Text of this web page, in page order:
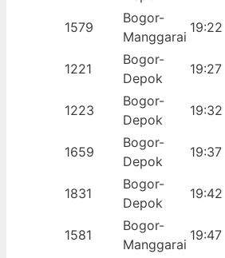
1579
Bogor-
Manggarai
19:22
1221
Bogor-
Depok
19:27
1223
Bogor-
Depok
19:32
1659
Bogor-
Depok
19:37
1831
Bogor-
Depok
19:42
1581
Bogor-
Manggarai
19:47